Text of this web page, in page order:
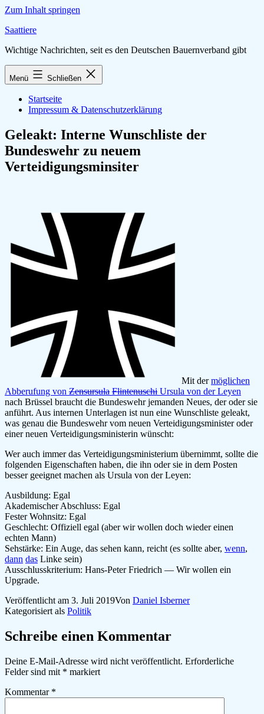
Zum Inhalt springen
Saattiere
Wichtige Nachrichten, seit es den Deutschen Bauernverband gibt
Menü Schließen
Startseite
Impressum & Datenschutzerklärung
Geleakt: Interne Wunschliste der
Bundeswehr zu neuem
Verteidigungsminsiter
Mit dermöglichen
Abberufung von Zensursula Flintenuschi Ursula von der Leyen
nach Brüssel braucht die Bundeswehr jemanden Neues, der oder sie
anführt. Aus internen Unterlagen ist nun eine Wunschliste geleakt,
was genau die Bundeswehr vom neuen Verteidigungsminister oder
einer neuen Verteidigungsministerin wünscht:
Wer auch immer das Verteidigungsministerium übernimmt, sollte die
folgenden Eigenschaften haben, die ihn oder sie in dem Posten
besser geeignet machen als Ursula von der Leyen:
Ausbildung: Egal
Akademischer Abschluss: Egal
Fester Wohnsitz: Egal
Geschlecht: Offiziell egal (aber wir wollen doch wieder einen
echten Mann)
Sehstärke: Ein Auge, das sehen kann, reicht (es sollte aber, wenn,
dann das Linke sein)
Ausschlusskriterium: Hans-Peter Friedrich — Wir wollen ein
Upgrade.
Veröffentlicht am 3. Juli 2019Von Daniel Isberner
Kategorisiert als Politik
Schreibe einen Kommentar
Deine E-Mail-Adresse wird nicht veröffentlicht. Erforderliche
Felder sind mit * markiert
Kommentar *